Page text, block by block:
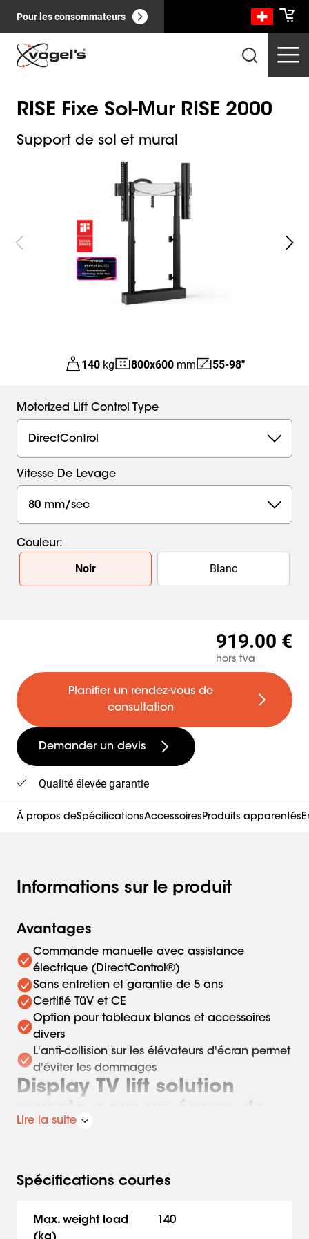
Pour les consommateurs
Produits professionnels ( 0
RISE Fixe Sol-Mur RISE 2000
Support de sol et mural
140 kg 800x600mm 55-98"
Motorized Lift Control Type
DirectControl
Vitesse De Levage
80 mm/sec
Couleur:
Slide 1 of 2
Noir
Blanc
919.00 €
hors tva
Planifier un rendez-vous de
consultation
Demander un devis
Qualité élevée garantie
À propos deSpécificationsAccessoiresProduits apparentés
Informations sur le produit
Avantages
Commande manuelle avec assistance
électrique (DirectControl®)
Sans entretien et garantie de 5 ans
Certifié TüV et CE
Option pour tableaux blancs et accessoires
divers
L'anti-collision sur les élévateurs d'écran permet
d'éviter les dommages
Display TV lift solution
La série RISE d'élévateurs électriques pour écrans et
téléviseurs de Vogel's propose ces élévateurs montés au
silencieux et puissant, des écrans jusqu'à 98 pouces et
Lire la suite
Spécifications courtes
Max. weight load
140